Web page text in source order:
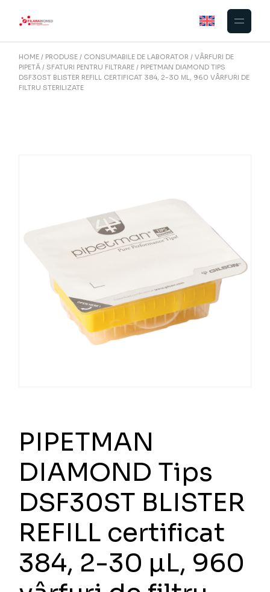
HOME PRODUSE CONSUMABILE DE LABORATOR
VÂRFURI DE
PIPETĂ
SFATURI PENTRU FILTRARE
PIPETMAN DIAMOND TIPS
DSF30ST BLISTER REFILL CERTIFICAT 384, 2-30 ΜL, 960 VÂRFURI DE
FILTRU STERILIZATE
PIPETMAN
DIAMOND Tips
DSF30ST BLISTER
REFILL certificat
384, 2-30 µL, 960